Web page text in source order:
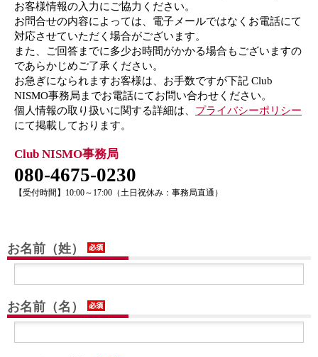
お客様情報の入力にご協力ください。
お問合せの内容によっては、電子メールではなくお電話にて
対応させていただく場合がございます。
また、ご回答までに多少お時間がかかる場合もございますの
であらかじめご了承ください。
お急ぎになられますお客様は、お手数ですが下記 Club
NISMO事務局までお電話にてお問い合わせください。
個人情報の取り扱いに関する詳細は、 プライバシーポリシー
にて掲載しております。
Club NISMO事務局
080-4675-0230
【受付時間】10:00～17:00（土日祝休み：事務局直通）
お名前（姓）
お名前（名）